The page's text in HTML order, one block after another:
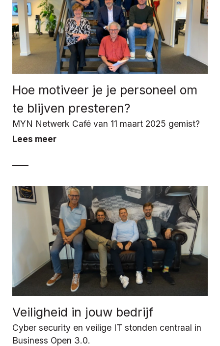
Hoe motiveer je je personeel om
te blijven presteren?
MYN Netwerk Café van 11 maart 2025 gemist?
Lees meer
Veiligheid in jouw bedrijf
Cyber security en veilige IT stonden centraal in
Business Open 3.0.